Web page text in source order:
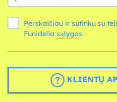
Perskaičiau ir sutinku su
Funidelia sąlygos .
KLIENTŲ